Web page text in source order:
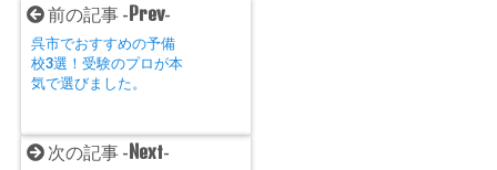
前の記事 -Prev-
呉市でおすすめの予備
校3選！受験のプロが本
気で選びました。
次の記事 -Next-